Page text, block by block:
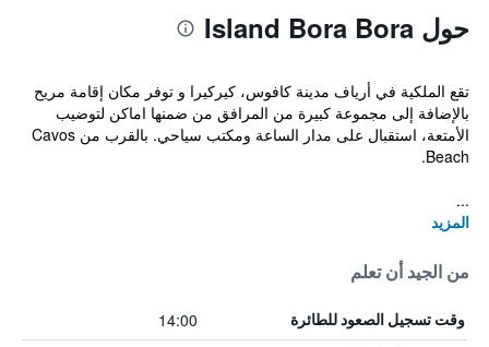
حول Island Bora Bora
تقع الملكية في أرياف مدينة كافوس، كيركيرا و توفر مكان إقامة مريح
بالإضافة إلى مجموعة كبيرة من المرافق من ضمنها اماكن لتوضيب
الأمتعة، استقبال على مدار الساعة ومكتب سياحي. بالقرب من Cavos
Beach.
...
المزيد
من الجيد أن تعلم
وقت تسجيل الصعود للطائرة 14:00